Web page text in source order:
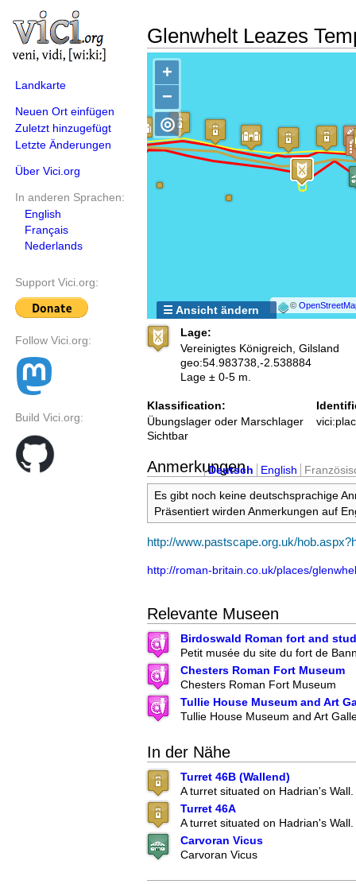
Landkarte
Neuen Ort einfügen
Zuletzt hinzugefügt
Letzte Änderungen
Über Vici.org
In anderen Sprachen:
English
Français
Nederlands
Support Vici.org:
Follow Vici.org:
Build Vici.org:
Glenwhelt Leazes
+
−
©
◎
☰ Ansicht ändern
Lage:
Vereinigtes Königreich, Gilsland
geo:54.983738,-2.538884
Lage ± 0-5 m.
Klassification:
Übungslager oder Marschlager
Sichtbar
Anmerkungen
Deutsch English
Es gibt noch keine deutschsprachige
Präsentiert wirden Anmerkungen auf
http://www.pastscape.org.uk/
http://roman-britain.co.uk/places/
Relevante Museen
Birdoswald Roman fort and
Petit musée du site du fort de
Chesters Roman Fort Museum
Chesters Roman Fort Museum
Tullie House Museum and Art
Tullie House Museum and Art
In der Nähe
Turret 46B (Wallend)
A turret situated on Hadrian's Wall.
Turret 46A
A turret situated on Hadrian's Wall.
Carvoran Vicus
Carvoran Vicus